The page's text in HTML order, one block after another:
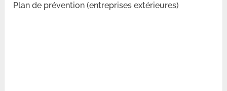
Plan de prévention (entreprises extérieures)